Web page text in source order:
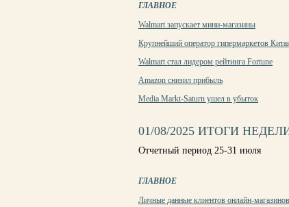
ГЛАВНОЕ
Walmart запускает мини-магазины
Крупнейший оператор гипермаркетов
Walmart стал лидером рейтинга Fortune
Amazon снизил прибыль
Media Markt-Saturn ушел в убыток
01/08/2025 ИТОГИ
Отчетный период 25-31 июля
ГЛАВНОЕ
Личные данные клиентов онлайн-